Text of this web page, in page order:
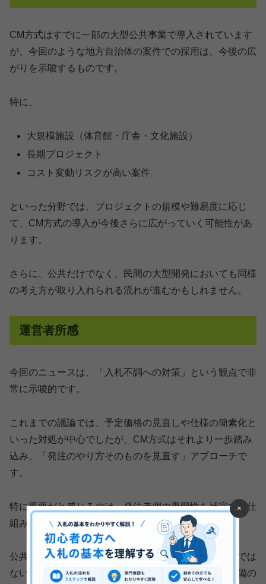
CM方式はすでに一部の大型公共事業で導入されています
が、今回のような地方自治体の案件での採用は、今後の広
がりを示唆するものです。
特に、
大規模施設（体育館・庁舎・文化施設）
長期プロジェクト
コスト変動リスクが高い案件
といった分野では、プロジェクトの規模や難易度に応じ
て、CM方式の導入が今後さらに広がっていく可能性があ
ります。
さらに、公共だけでなく、民間の大型開発においても同様
の考え方が取り入れられる流れが進むかもしれません。
運営者所感
今回のニュースは、「入札不調への対策」という観点で非
常に示唆的です。
これまでの議論では、予定価格の見直しや仕様の簡素化と
いった対処が中心でしたが、CM方式はそれより一歩踏み
込み、「発注のやり方そのものを見直す」アプローチで
す。
特に重要だと感じるのは、発注者側の専門性を補完する仕
組みが制度として組み込まれている点です。
公共工事においては、発注者が必ずしも建設の専門家では
ないケースも多く、そのギャップがコスト増や調整不備の
×